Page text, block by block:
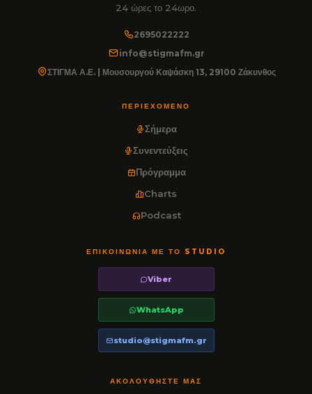
24 ώρες το 24ωρο.
2695022222
info@stigmafm.gr
ΣΤΙΓΜΑ Α.Ε. | Μουσουργού Καψάσκη 13, 29100 Ζάκυνθος
ΠΕΡΙΕΧΌΜΕΝΟ
Σήμερα
Συνεντεύξεις
Πρόγραμμα
Charts
Podcast
ΕΠΙΚΟΙΝΩΝΊΑ ΜΕ ΤΟ STUDIO
Viber
WhatsApp
studio@stigmafm.gr
ΑΚΟΛΟΥΘΉΣΤΕ ΜΑΣ